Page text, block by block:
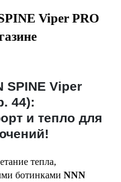
Viper PRO
Viper
44):
и тепло для
тепла,
ботинками NNN